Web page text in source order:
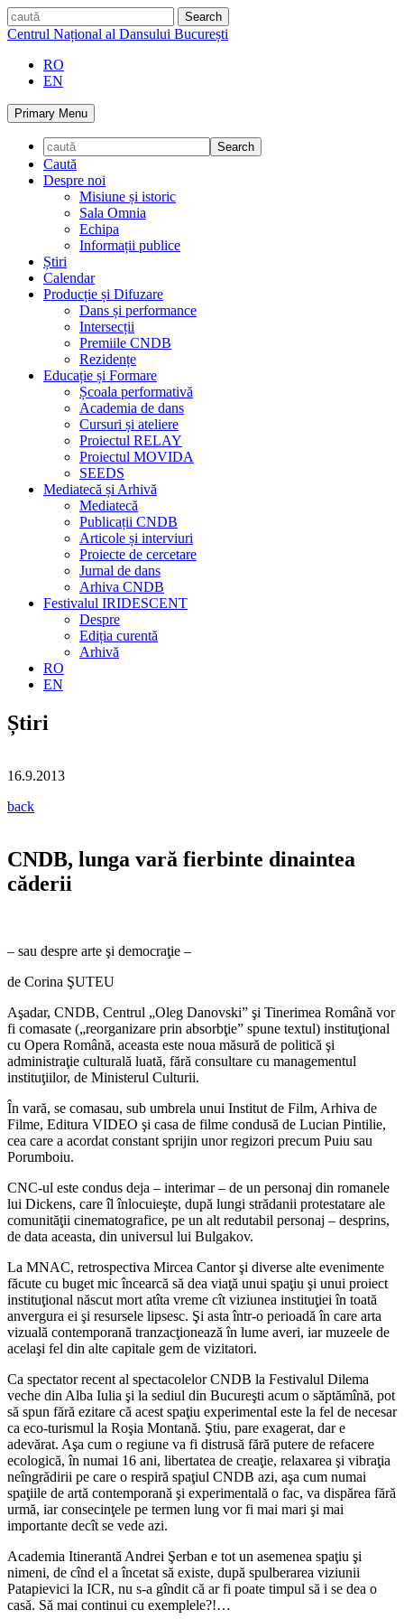
Skip
to
caută
Centrul Național al Dansului București
RO
EN
Primary Menu
Caută
Despre noi
Misiune și istoric
Sala Omnia
Echipa
Informații publice
Știri
Calendar
Producție și Difuzare
Dans și performance
Intersecții
Premiile CNDB
Rezidențe
Educație și Formare
Școala performativă
Academia de dans
Cursuri și ateliere
Proiectul RELAY
Proiectul MOVIDA
SEEDS
Mediatecă și Arhivă
Mediatecă
Publicații CNDB
Articole și interviuri
Proiecte de cercetare
Jurnal de dans
Arhiva CNDB
Festivalul IRIDESCENT
Despre
Ediția curentă
Arhivă
RO
EN
Știri
16.9.2013
back
CNDB, lunga vară fierbinte dinaintea
căderii
– sau despre arte şi democraţie –
de Corina ŞUTEU
Aşadar, CNDB, Centrul „Oleg Danovski” şi Tinerimea Română vor
fi comasate („reorganizare prin absorbţie” spune textul) instituţional
cu Opera Română, aceasta este noua măsură de politică şi
administraţie culturală luată, fără consultare cu managementul
instituţiilor, de Ministerul Culturii.
În vară, se comasau, sub umbrela unui Institut de Film, Arhiva de
Filme, Editura VIDEO şi casa de filme condusă de Lucian Pintilie,
cea care a acordat constant sprijin unor regizori precum Puiu sau
Porumboiu.
CNC-ul este condus deja – interimar – de un personaj din romanele
lui Dickens, care îl înlocuieşte, după lungi strădanii protestatare ale
comunităţii cinematografice, pe un alt redutabil personaj – desprins,
de data aceasta, din universul lui Bulgakov.
La MNAC, retrospectiva Mircea Cantor şi diverse alte evenimente
făcute cu buget mic încearcă să dea viaţă unui spaţiu şi unui proiect
instituţional născut mort atîta vreme cît viziunea instituţiei în toată
anvergura ei şi resursele lipsesc. Şi asta într-o perioadă în care arta
vizuală contemporană tranzacţionează în lume averi, iar muzeele de
acelaşi fel din alte capitale gem de vizitatori.
Ca spectator recent al spectacolelor CNDB la Festivalul Dilema
veche din Alba Iulia şi la sediul din Bucureşti acum o săptămînă, pot
să spun fără ezitare că acest spaţiu experimental este la fel de necesar
ca eco-turismul la Roşia Montană. Ştiu, pare exagerat, dar e
adevărat. Aşa cum o regiune va fi distrusă fără putere de refacere
ecologică, în numai 16 ani, libertatea de creaţie, relaxarea şi vibraţia
neîngrădirii pe care o respiră spaţiul CNDB azi, aşa cum numai
spaţiile de artă contemporană şi experimentală o fac, va dispărea fără
urmă, iar consecinţele pe termen lung vor fi mai mari şi mai
importante decît se vede azi.
Academia Itinerantă Andrei Şerban e tot un asemenea spaţiu şi
nimeni, de cînd el a încetat să existe, după spulberarea viziunii
Patapievici la ICR, nu s-a gîndit că ar fi poate timpul să i se dea o
casă. Să mai continui cu exemplele?!…